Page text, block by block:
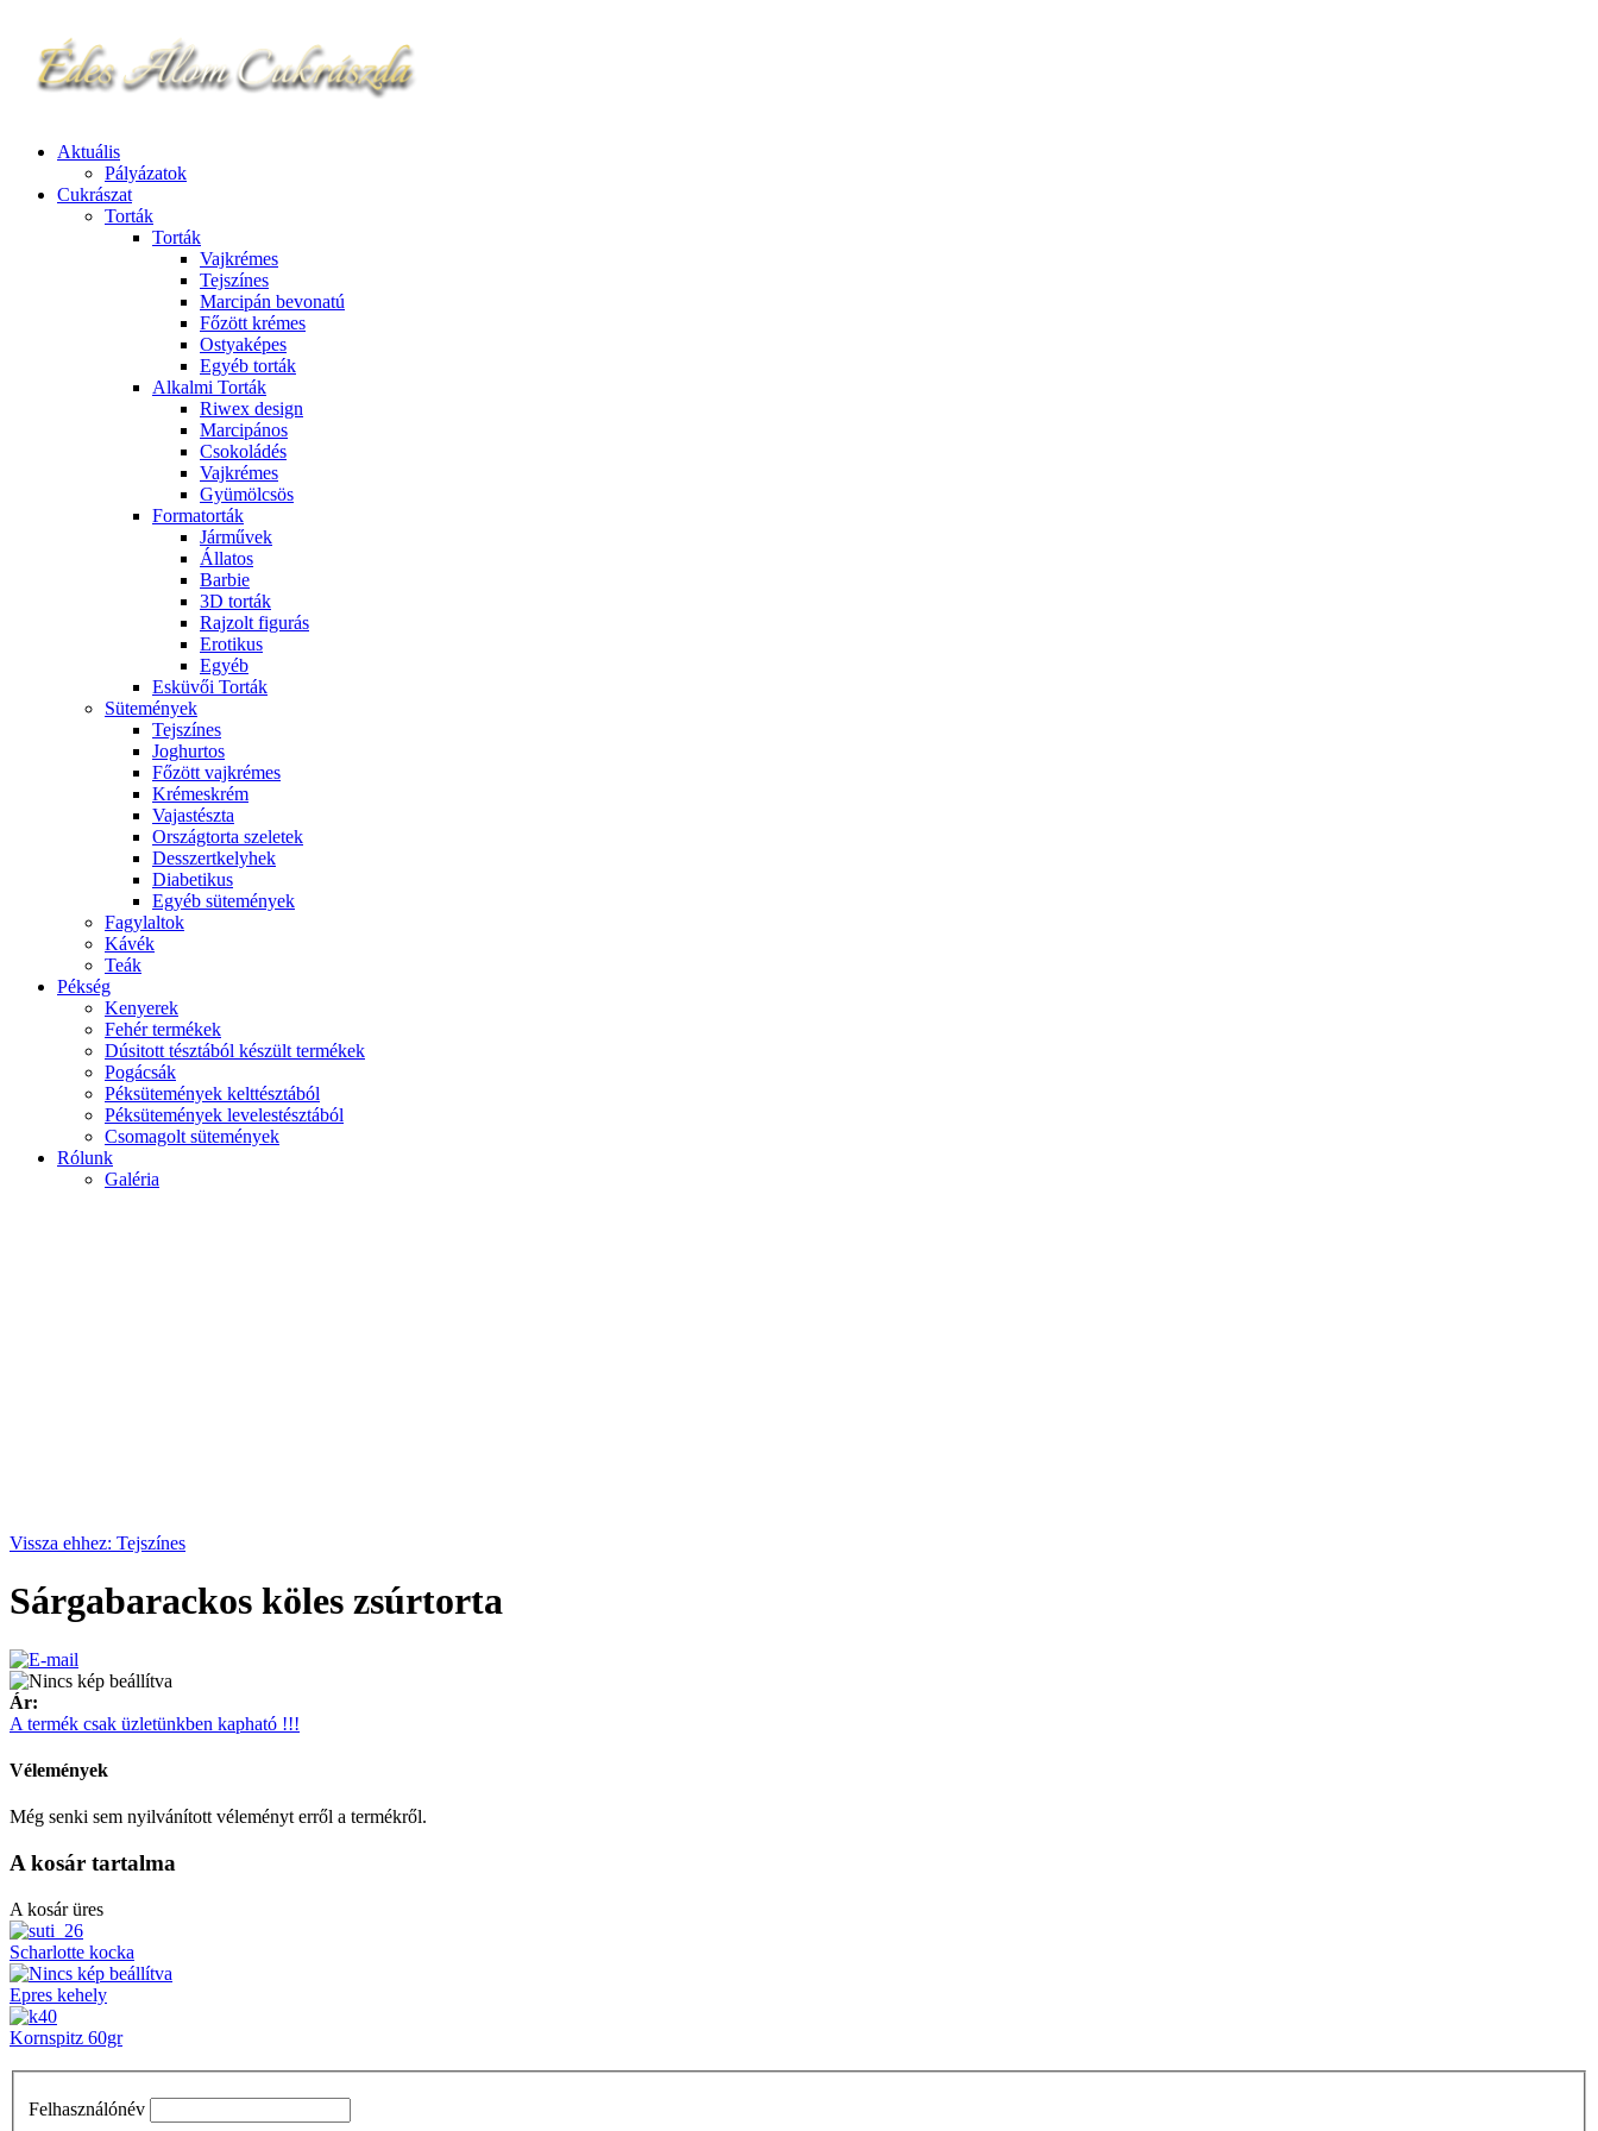
Aktuális
Pályázatok
Cukrászat
Torták
Torták
Vajkrémes
Tejszínes
Marcipán bevonatú
Főzött krémes
Ostyaképes
Egyéb torták
Alkalmi Torták
Riwex design
Marcipános
Csokoládés
Vajkrémes
Gyümölcsös
Formatorták
Járművek
Állatos
Barbie
3D torták
Rajzolt figurás
Erotikus
Egyéb
Esküvői Torták
Sütemények
Tejszínes
Joghurtos
Főzött vajkrémes
Krémeskrém
Vajastészta
Országtorta szeletek
Desszertkelyhek
Diabetikus
Egyéb sütemények
Fagylaltok
Kávék
Teák
Pékség
Kenyerek
Fehér termékek
Dúsitott tésztából készült termékek
Pogácsák
Péksütemények kelttésztából
Péksütemények levelestésztából
Csomagolt sütemények
Rólunk
Galéria
Vissza ehhez: Tejszínes
Sárgabarackos köles zsúrtorta
Ár:
A termék csak üzletünkben kapható !!!
Vélemények
Még senki sem nyilvánított véleményt erről a termékről.
A kosár tartalma
A kosár üres
Scharlotte kocka
Epres kehely
Kornspitz 60gr
Felhasználónév